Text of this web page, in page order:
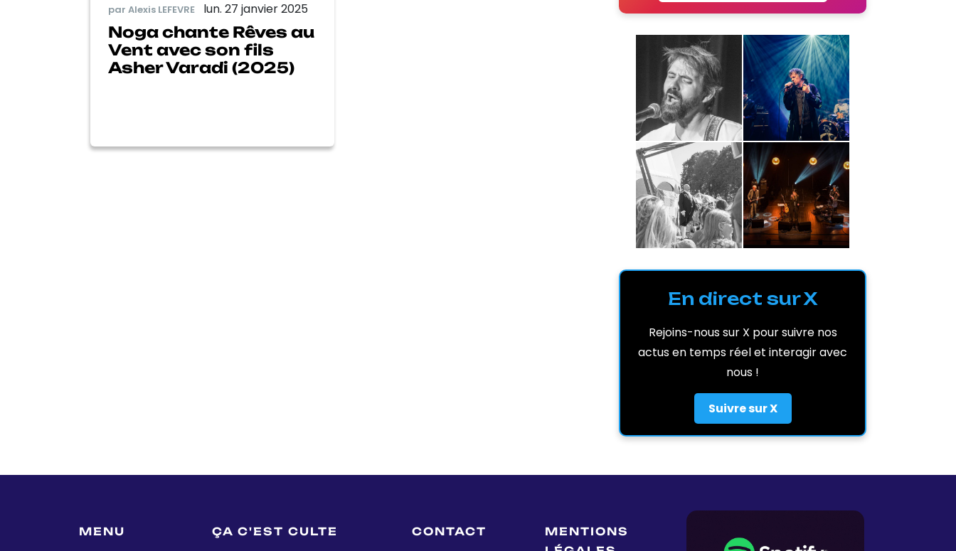
par Alexis LEFEVRE lun. 27 janvier 2025
Noga chante Rêves au
Vent avec son fils
Asher Varadi (2025)
En direct sur X
Rejoins-nous sur X pour suivre nos
actus en temps réel et interagir avec
nous !
Suivre sur X
MENU ÇA C'EST CULTE CONTACT
MENTIONS